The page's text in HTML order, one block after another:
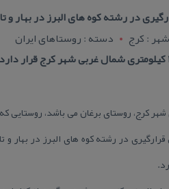
در رشته كوه های البرز در بهار
شهر : کرج
دسته : روستاهای ایران
كرج، روستای برغان می باشد، روستایی